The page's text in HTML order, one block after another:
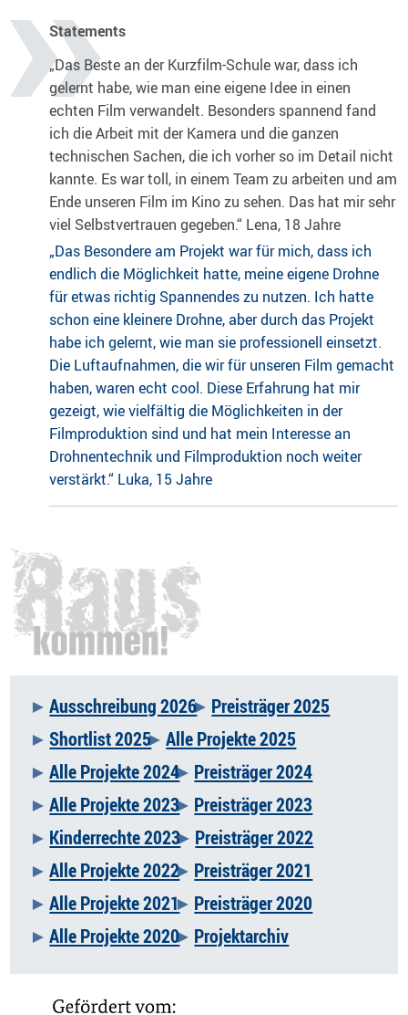
Statements
„Das Beste an der Kurzfilm-Schule war, dass ich
gelernt habe, wie man eine eigene Idee in einen
echten Film verwandelt. Besonders spannend fand
ich die Arbeit mit der Kamera und die ganzen
technischen Sachen, die ich vorher so im Detail nicht
kannte. Es war toll, in einem Team zu arbeiten und am
Ende unseren Film im Kino zu sehen. Das hat mir sehr
viel Selbstvertrauen gegeben.“ Lena, 18 Jahre
„Das Besondere am Projekt war für mich, dass ich
endlich die Möglichkeit hatte, meine eigene Drohne
für etwas richtig Spannendes zu nutzen. Ich hatte
schon eine kleinere Drohne, aber durch das Projekt
habe ich gelernt, wie man sie professionell einsetzt.
Die Luftaufnahmen, die wir für unseren Film gemacht
haben, waren echt cool. Diese Erfahrung hat mir
gezeigt, wie vielfältig die Möglichkeiten in der
Filmproduktion sind und hat mein Interesse an
Drohnentechnik und Filmproduktion noch weiter
verstärkt.“ Luka, 15 Jahre
Navigation
überspringen
Ausschreibung 2026
Preisträger 2025
Shortlist 2025 Alle Projekte 2025
Alle Projekte 2024
Preisträger 2024
Alle Projekte 2023
Preisträger 2023
Kinderrechte 2023
Preisträger 2022
Alle Projekte 2022
Preisträger 2021
Alle Projekte 2021
Preisträger 2020
Alle Projekte 2020
Projektarchiv